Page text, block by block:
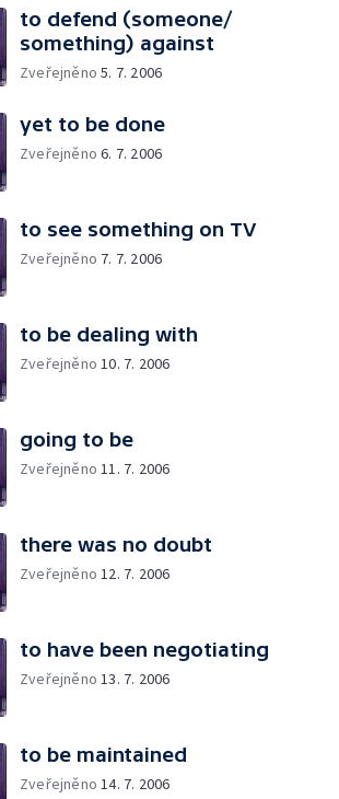
to defend (someone/
something) against
Zveřejněno5. 7. 2006
yet to be done
Zveřejněno6. 7. 2006
to see something on TV
Zveřejněno 7. 7. 2006
to be dealing with
Zveřejněno10. 7. 2006
going to be
Zveřejněno11. 7. 2006
there was no doubt
Zveřejněno12. 7. 2006
to have been negotiating
Zveřejněno13. 7. 2006
to be maintained
Zveřejněno14. 7. 2006